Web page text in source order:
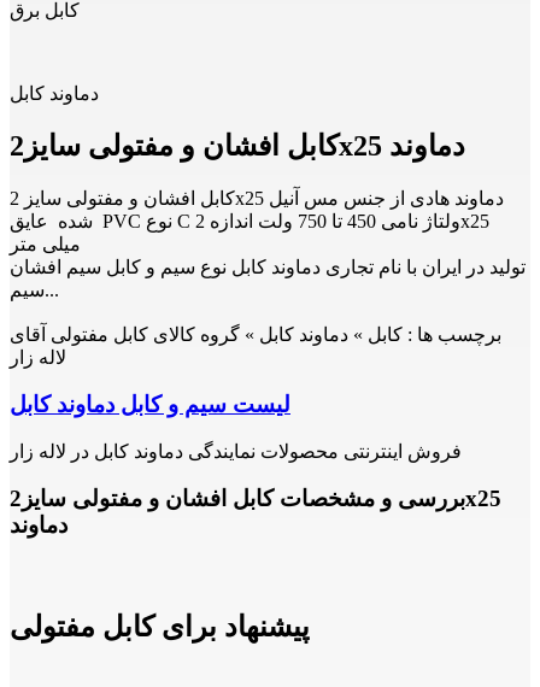
کابل برق
دماوند کابل
کابل افشان و مفتولی سایز2x25 دماوند
کابل افشان و مفتولی سایز 2x25 دماوند هادی از جنس مس آنیل
شده عایق PVC نوع C ولتاژ نامی 450 تا 750 ولت اندازه 2x25
میلی متر
تولید در ایران با نام تجاری دماوند کابل نوع سیم و کابل سیم افشان
سیم...
برچسب ها : کابل » دماوند کابل » گروه کالای کابل مفتولی آقای
لاله زار
لیست سیم و کابل دماوند کابل
فروش اینترنتی محصولات نمایندگی دماوند کابل در لاله زار
بررسی و مشخصات کابل افشان و مفتولی سایز2x25
دماوند
پیشنهاد برای کابل مفتولی